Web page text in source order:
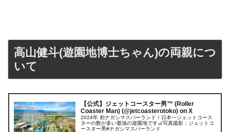
高山健斗(遊園地博士ちゃん)の両親につ
いて
【公式】ジェットコースター男™ (Roller
Coaster Man) (@jetcoasterotoko) on X
2024年 初ナガシマスパーランド！日本一ジェットコース
ターの数が多い最強の遊園地です🎢写真撮影：ジェットコ
ースター男#ナガシマスパーランド